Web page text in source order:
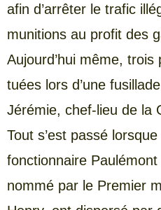
afin d’arrêter le trafic
munitions au profit des
Aujourd’hui même,
tuées lors d’une
Jérémie, chef-lieu de la
Tout s’est passé
fonctionnaire
nommé par le Premier